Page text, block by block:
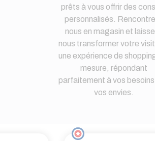
prêts à vous offrir des
personnalisés.
nous en magasin et
nous transformer votre
une expérience de
mesure, répondant
parfaitement à vos
vos envies.